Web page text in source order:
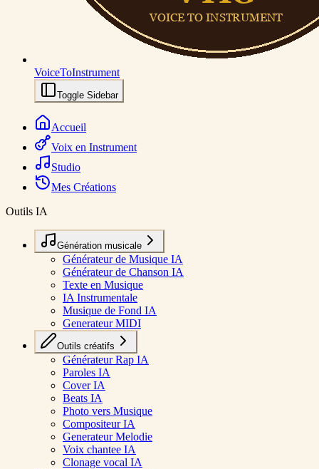
VoiceToInstrument
Toggle Sidebar
Accueil
Voix en Instrument
Studio
Mes Créations
Outils IA
Génération musicale
Générateur de Musique IA
Générateur de Chanson IA
Texte en Musique
IA Instrumentale
Musique de Fond IA
Generateur MIDI
Outils créatifs
Générateur Rap IA
Paroles IA
Cover IA
Beats IA
Photo vers Musique
Compositeur IA
Generateur Melodie
Voix chantee IA
Clonage vocal IA